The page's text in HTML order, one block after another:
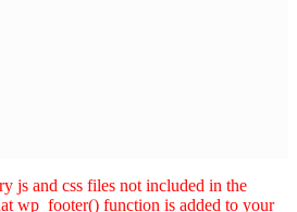
js and css files not included in the
wp_footer() function is added to your